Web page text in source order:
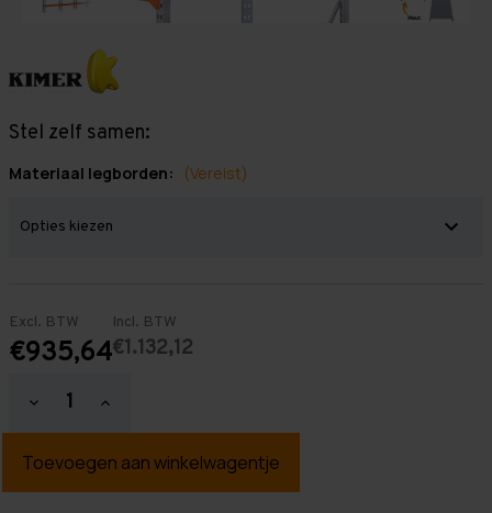
Stel zelf samen:
Materiaal legborden: (Vereist)
Excl. BTW
€935,64
Incl. BTW
€1.132,12
Hoeveelheid
verlagen
Grootvakstelling
mm
Hoeveelheid
verhogen
Grootvakstelling
mm